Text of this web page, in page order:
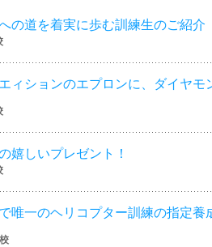
の道を着実に歩む訓練生のご紹介
ィションのエプロンに、ダイヤモ
嬉しいプレゼント！
唯一のヘリコプター訓練の指定養